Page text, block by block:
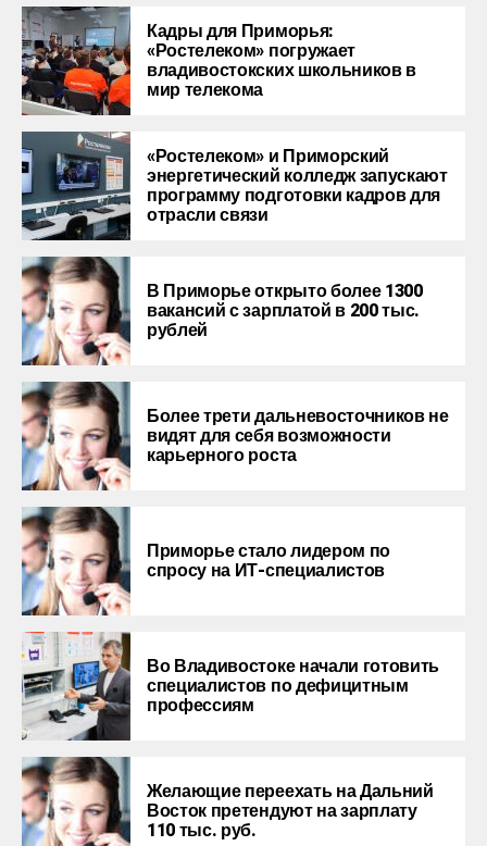
Кадры для Приморья:
«Ростелеком» погружает
владивостокских школьников в
мир телекома
«Ростелеком» и Приморский
энергетический колледж запускают
программу подготовки кадров для
отрасли связи
В Приморье открыто более 1300
вакансий с зарплатой в 200 тыс.
рублей
Более трети дальневосточников не
видят для себя возможности
карьерного роста
Приморье стало лидером по
спросу на ИТ-специалистов
Во Владивостоке начали готовить
специалистов по дефицитным
профессиям
Желающие переехать на Дальний
Восток претендуют на зарплату
110 тыс. руб.